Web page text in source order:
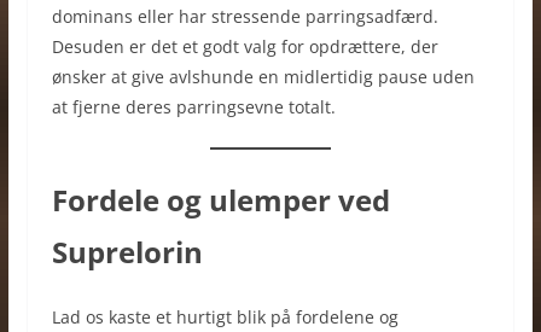
dominans eller har stressende parringsadfærd.
Desuden er det et godt valg for opdrættere, der
ønsker at give avlshunde en midlertidig pause uden
at fjerne deres parringsevne totalt.
Fordele og ulemper ved
Suprelorin
Lad os kaste et hurtigt blik på fordelene og